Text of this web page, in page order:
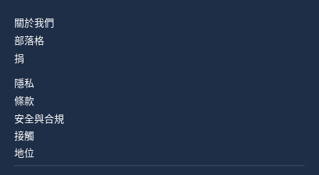
關於我們
部落格
捐
隱私
條款
安全與合規
接觸
地位